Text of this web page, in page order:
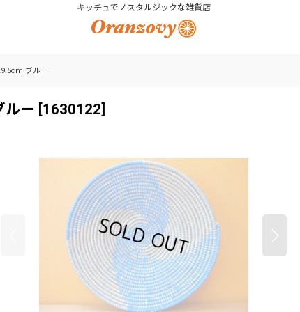
キッチュでノスタルジックな雑貨店
ブルー
ルー [1630122]